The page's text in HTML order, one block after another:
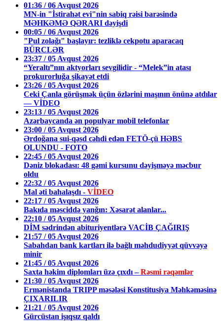
01:36 / 06 Avqust 2026
MN-in "İstirahət evi"nin sabiq rəisi barəsində
MƏHKƏMƏ QƏRARI dəyişdi
00:05 / 06 Avqust 2026
"Pul zolağı" başlayır: tezliklə cekpotu aparacaq
BÜRCLƏR
23:37 / 05 Avqust 2026
“Yeraltı”nın aktyorları sevgilidir - “Melek”in atası
prokurorluğa şikayət etdi
23:26 / 05 Avqust 2026
Ceki Çanla görüşmək üçün özlərini maşının önünə atdılar
— VİDEO
23:13 / 05 Avqust 2026
Azərbaycanda ən populyar mobil telefonlar
23:00 / 05 Avqust 2026
Ərdoğana sui-qəsd cəhdi edən FETÖ-çü HƏBS
OLUNDU - FOTO
22:45 / 05 Avqust 2026
Dəniz blokadası: 48 gəmi kursunu dəyişməyə məcbur
oldu
22:32 / 05 Avqust 2026
Mal əti bahalaşdı - VİDEO
22:17 / 05 Avqust 2026
Bakıda məsciddə yanğın: Xəsarət alanlar...
22:10 / 05 Avqust 2026
DİM sədrindən abituriyentlərə VACİB ÇAĞIRIŞ
21:57 / 05 Avqust 2026
Sabahdan bank kartları ilə bağlı məhdudiyyət qüvvəyə
minir
21:45 / 05 Avqust 2026
Saxta həkim diplomları üzə çıxdı –Rəsmi rəqəmlər
21:30 / 05 Avqust 2026
Ermənistanda TRIPP məsələsi Konstitusiya Məhkəməsinə
ÇIXARILIR
21:21 / 05 Avqust 2026
Gürcüstan işıqsız qaldı